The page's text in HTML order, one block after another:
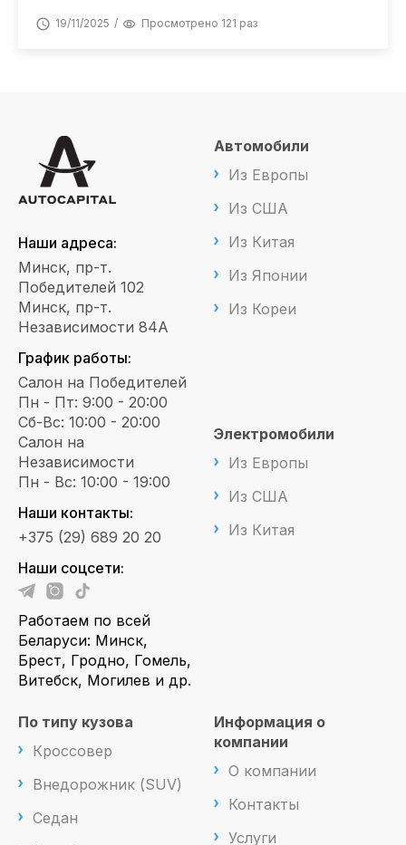
19/11/2025 Просмотрено 121 раз
Наши адреса:
Минск, пр-т.
Победителей 102
Минск, пр-т.
Независимости 84А
График работы:
Салон на Победителей
Пн - Пт: 9:00 - 20:00
Сб-Вс: 10:00 - 20:00
Салон на
Независимости
Пн - Вс: 10:00 - 19:00
Наши контакты:
+375 (29) 689 20 20
Наши соцсети:
Работаем по всей
Беларуси: Минск,
Брест, Гродно, Гомель,
Витебск, Могилев и др.
Автомобили
Из Европы
Из США
Из Китая
Из Японии
Из Кореи
Электромобили
Из Европы
Из США
Из Китая
По типу кузова
Кроссовер
Внедорожник (SUV)
Седан
Информация о
компании
О компании
Контакты
Услуги